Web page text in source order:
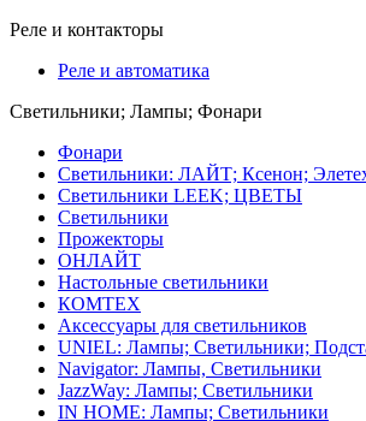
Реле и контакторы
Реле и автоматика
Светильники; Лампы; Фонари
Фонари
Светильники: ЛАЙТ; Ксенон;
Светильники LEEK; ЦВЕТЫ
Светильники
Прожекторы
ОНЛАЙТ
Настольные светильники
КОМТЕХ
Аксессуары для светильников
UNIEL: Лампы; Светильники;
Navigator: Лампы, Светильники
JazzWay: Лампы; Светильники
IN HOME: Лампы; Светильники